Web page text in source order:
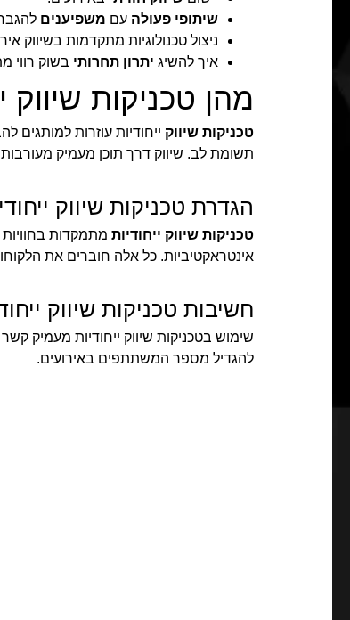
שיתופי פעולה עם משפיענים
ניצול טכנולוגיות מתקדמות בשיווק
איך להשיג יתרון תחרותי בשוק רווי
מהן טכניקות שיווק
טכניקות שיווק ייחודיות עוזרות
תשומת לב. שיווק דרך תוכן מעמיק מעורבות
הגדרת טכניקות שיווק
טכניקות שיווק ייחודיות מתמקדות בחוויות
אינטראקטיביות. כל אלה חוברים את
חשיבות טכניקות שיווק
שימוש בטכניקות שיווק ייחודיות מעמיק
להגדיל מספר המשתתפים באירועים.